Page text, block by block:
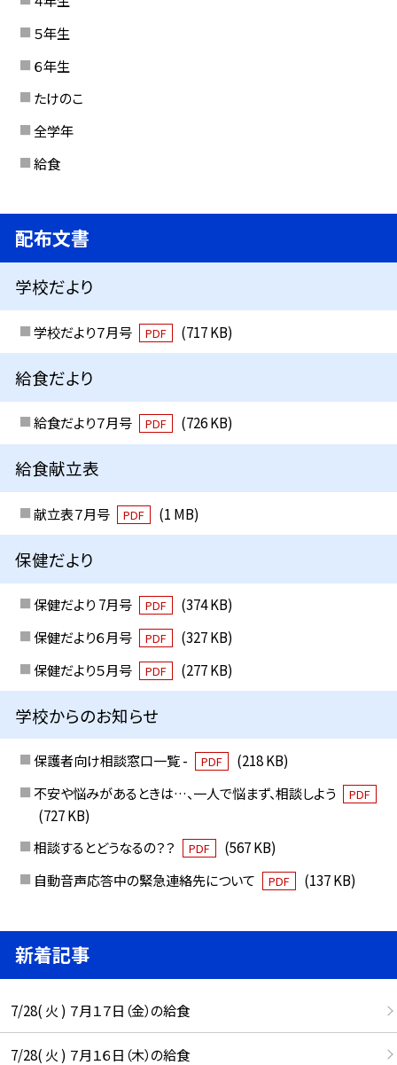
５年生
６年生
たけのこ
全学年
給食
配布文書
学校だより
学校だより７月号 PDF (717 KB)
給食だより
給食だより７月号 PDF (726 KB)
給食献立表
献立表７月号 PDF (1 MB)
保健だより
保健だより 7月号 PDF
(374 KB)
保健だより６月号
PDF
(327 KB)
保健だより５月号
PDF (277 KB)
学校からのお知らせ
保護者向け相談窓口一覧 - PDF
(218 KB)
不安や悩みがあるときは…、一人で悩まず、相談しよう
PDF
(727 KB)
相談するとどうなるの？？
PDF
(567 KB)
自動音声応答中の緊急連絡先について
PDF (137 KB)
新着記事
7/28( 火 ) ７月１７日（金）の給食
7/28( 火 ) ７月１６日（木）の給食